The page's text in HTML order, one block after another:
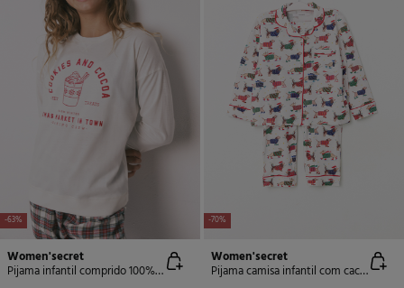
-63%
Women'secret
Pijama infantil comprido 100% algodão xadrez
-70%
Women'secret
Pijama camisa infantil com cachorros coloridos, 100% algodão